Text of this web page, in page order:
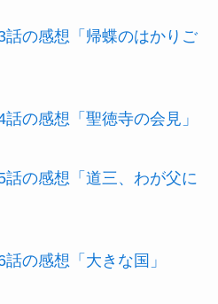
話の感想「帰蝶のはかりご
話の感想「聖徳寺の会見」
話の感想「道三、わが父に
話の感想「大きな国」